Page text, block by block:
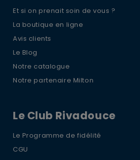
Et si on prenait soin de vous ?
La boutique en ligne
Avis clients
Le Blog
Notre catalogue
Notre partenaire Milton
Le Club Rivadouce
Le Programme de fidélité
CGU